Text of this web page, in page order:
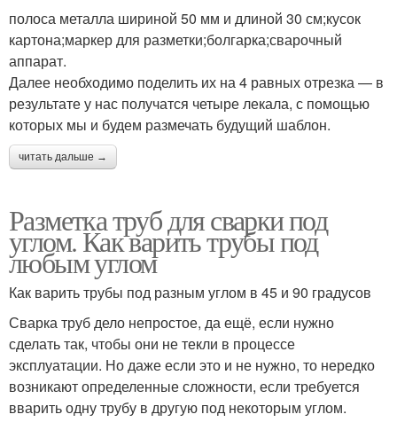
полоса металла шириной 50 мм и длиной 30 см;кусок
картона;маркер для разметки;болгарка;сварочный
аппарат.
Далее необходимо поделить их на 4 равных отрезка — в
результате у нас получатся четыре лекала, с помощью
которых мы и будем размечать будущий шаблон.
читать дальше →
Разметка труб для сварки под
углом. Как варить трубы под
любым углом
Как варить трубы под разным углом в 45 и 90 градусов
Сварка труб дело непростое, да ещё, если нужно
сделать так, чтобы они не текли в процессе
эксплуатации. Но даже если это и не нужно, то нередко
возникают определенные сложности, если требуется
вварить одну трубу в другую под некоторым углом.